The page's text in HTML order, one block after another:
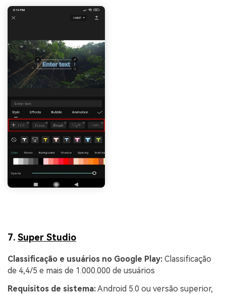
7. Super Studio
Classificação e usuários no Google Play: Classificação
de 4,4/5 e mais de 1.000.000 de usuários
Requisitos de sistema:Android 5.0 ou versão superior,